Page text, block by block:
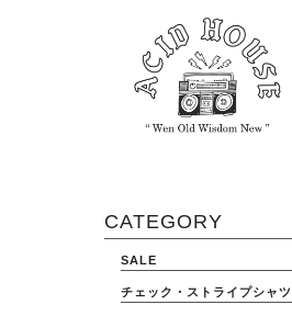
CATEGORY
SALE
チェック・ストライプシャツ